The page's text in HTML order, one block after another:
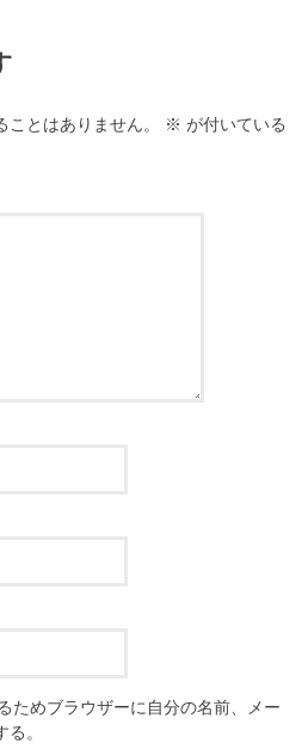
とはありません。 ※ が付いている
ためブラウザーに自分の名前、メー
。